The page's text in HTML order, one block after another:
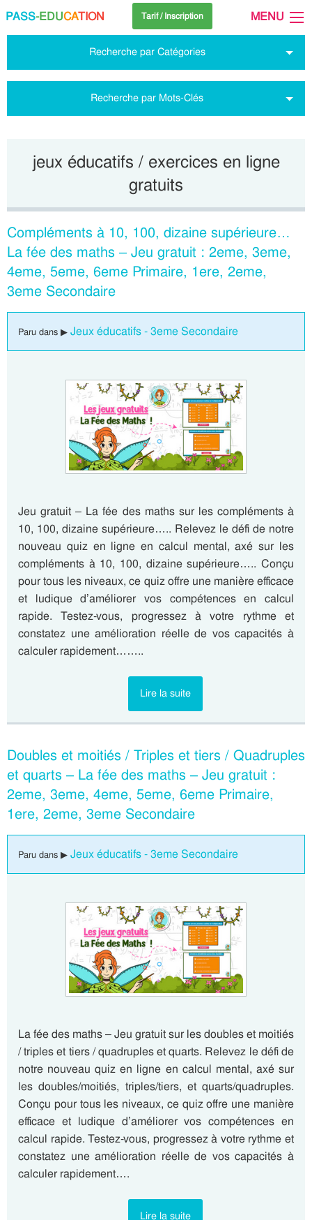
PASS-EDUCATION Tarif / Inscription MENU
Recherche par Catégories
Recherche par Mots-Clés
jeux éducatifs / exercices en ligne
gratuits
Compléments à 10, 100, dizaine supérieure…
La fée des maths – Jeu gratuit : 2eme, 3eme,
4eme, 5eme, 6eme Primaire, 1ere, 2eme,
3eme Secondaire
Paru dans ▶ Jeux éducatifs - 3eme Secondaire
Jeu gratuit – La fée des maths sur les compléments à
10, 100, dizaine supérieure….. Relevez le défi de notre
nouveau quiz en ligne en calcul mental, axé sur les
compléments à 10, 100, dizaine supérieure….. Conçu
pour tous les niveaux, ce quiz offre une manière efficace
et ludique d’améliorer vos compétences en calcul
rapide. Testez-vous, progressez à votre rythme et
constatez une amélioration réelle de vos capacités à
calculer rapidement……..
Lire la suite
Doubles et moitiés / Triples et tiers / Quadruples
et quarts – La fée des maths – Jeu gratuit :
2eme, 3eme, 4eme, 5eme, 6eme Primaire,
1ere, 2eme, 3eme Secondaire
Paru dans ▶ Jeux éducatifs - 3eme Secondaire
La fée des maths – Jeu gratuit sur les doubles et moitiés
/ triples et tiers / quadruples et quarts. Relevez le défi de
notre nouveau quiz en ligne en calcul mental, axé sur
les doubles/moitiés, triples/tiers, et quarts/quadruples.
Conçu pour tous les niveaux, ce quiz offre une manière
efficace et ludique d’améliorer vos compétences en
calcul rapide. Testez-vous, progressez à votre rythme et
constatez une amélioration réelle de vos capacités à
calculer rapidement….
Lire la suite